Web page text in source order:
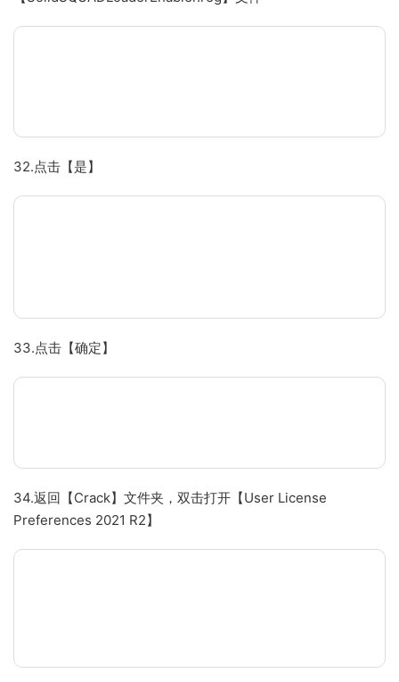
32.点击【是】
33.点击【确定】
34.返回【Crack】文件夹，双击打开【User License
Preferences 2021 R2】